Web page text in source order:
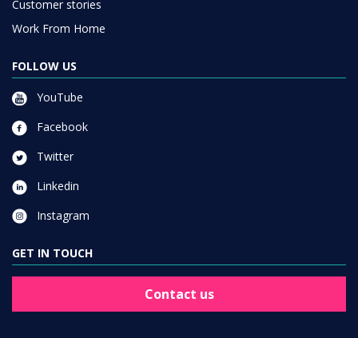
Customer stories
Work From Home
FOLLOW US
YouTube
Facebook
Twitter
Linkedin
Instagram
GET IN TOUCH
Contact us